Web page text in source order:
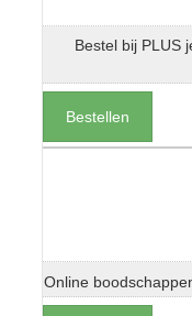
Bestel bij PLUS
Bestellen
Online